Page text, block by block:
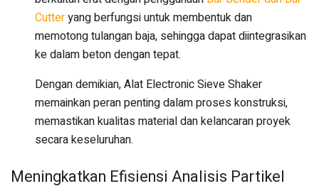
Cutteryang berfungsi untuk membentuk dan
memotong tulangan baja, sehingga dapat diintegrasikan
ke dalam beton dengan tepat.
Dengan demikian, Alat Electronic Sieve Shaker
memainkan peran penting dalam proses konstruksi,
memastikan kualitas material dan kelancaran proyek
secara keseluruhan.
Meningkatkan Efisiensi Analisis Partikel